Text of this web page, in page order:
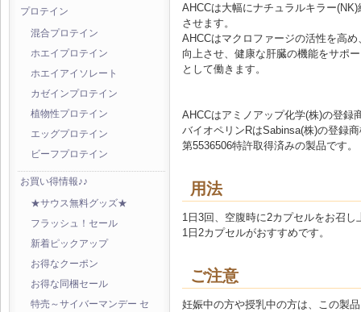
プロテイン
混合プロテイン
ホエイプロテイン
ホエイアイソレート
カゼインプロテイン
植物性プロテイン
エッグプロテイン
ビーフプロテイン
お買い得情報♪♪
★サウス無料グッズ★
フラッシュ！セール
新着ピックアップ
お得なクーポン
お得な同梱セール
特売～サイバーマンデー セ
AHCCは大幅にナチュラルキラー
させます。
AHCCはマクロファージの活性を高
向上させ、健康な肝臓の機能をサポ
として働きます。
AHCCはアミノアップ化学(株)の登録
バイオペリンRはSabinsa(株)の登録
第5536506特許取得済みの製品です。
用法
1日3回、空腹時に2カプセルをお召し
1日2カプセルがおすすめです。
ご注意
妊娠中の方や授乳中の方は、この製